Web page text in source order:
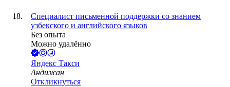
Специалист письменной поддержки со знанием
узбекского и английского языков
Без опыта
Можно удалённо
Яндекс Такси
Андижан
Откликнуться